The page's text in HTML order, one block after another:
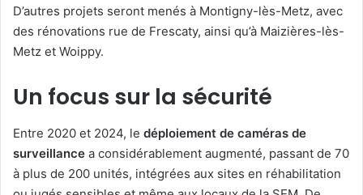
D’autres projets seront menés à Montigny-lès-Metz, avec
des rénovations rue de Frescaty, ainsi qu’à Maizières-lès-
Metz et Woippy.
Un focus sur la sécurité
Entre 2020 et 2024, le déploiement de caméras de
surveillance a considérablement augmenté, passant de 70
à plus de 200 unités, intégrées aux sites en réhabilitation